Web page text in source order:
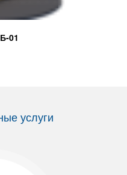
01
услуги